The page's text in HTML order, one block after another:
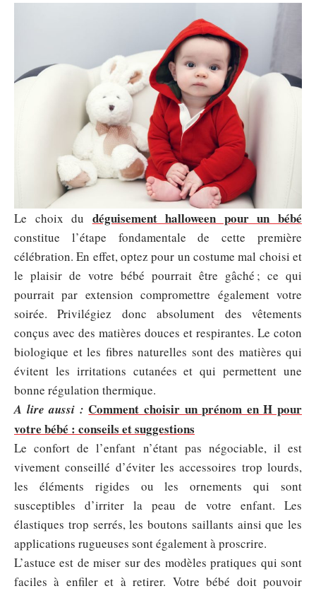
Le choix du déguisement halloween pour un bébé
constitue l’étape fondamentale de cette première
célébration. En effet, optez pour un costume mal choisi et
le plaisir de votre bébé pourrait être gâché ; ce qui
pourrait par extension compromettre également votre
soirée. Privilégiez donc absolument des vêtements
conçus avec des matières douces et respirantes. Le coton
biologique et les fibres naturelles sont des matières qui
évitent les irritations cutanées et qui permettent une
bonne régulation thermique.
A lire aussi : Comment choisir un prénom en H pour
votre bébé : conseils et suggestions
Le confort de l’enfant n’étant pas négociable, il est
vivement conseillé d’éviter les accessoires trop lourds,
les éléments rigides ou les ornements qui sont
susceptibles d’irriter la peau de votre enfant. Les
élastiques trop serrés, les boutons saillants ainsi que les
applications rugueuses sont également à proscrire.
L’astuce est de miser sur des modèles pratiques qui sont
faciles à enfiler et à retirer. Votre bébé doit pouvoir